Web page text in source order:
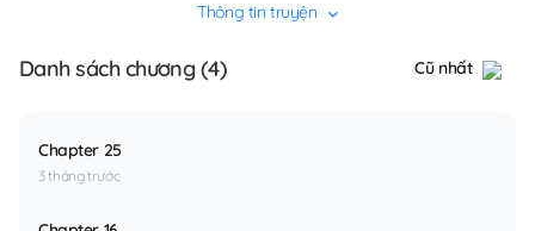
Thông tin truyện
Danh sách chương (4) Cũ nhất
Chapter 25
3 tháng trước